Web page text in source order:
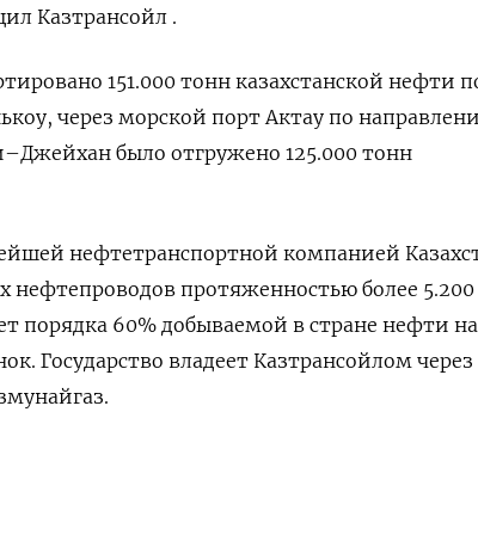
​Казтрансойл .
‌151.000 тонн казахстанской нефти
‌через морской порт ​Актау по
было отгружено 125.000 тонн
‌нефтетранспортной компанией
нефтепроводов протяженностью более 5.200
порядка 60% добываемой в ​стране ⁠нефти на
Государство владеет Казтрансойлом ​через